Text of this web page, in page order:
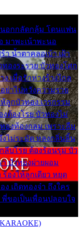
นอกกลัดกลุ้ม โดนแฟน
มาพะเน้าพะนอ
า น้ำตาคลอเบ้า เฝ้า
องระรวย บัวทองโศก
ง เมื่อรักห่างร้างไกล
ย่าไปหวังความรวย
ลูกบัวทอง เวรกรรม
ต้องโรย บัวทองไม่
องท้องกลม เพราะลืม
งไม่ระมัด หลงกลิ่นลิ้น
ลีบโรย ต้องร้อนรุม บัว
บัวทองผ่ายผอม
องไห้ลูกเดียว หยุด
ง เถิดทองจ๋า ถึงใคร
พี่ขอเป็นเพื่อนปลอบใจ